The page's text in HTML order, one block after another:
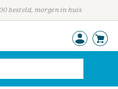
besteld, morgen in huis